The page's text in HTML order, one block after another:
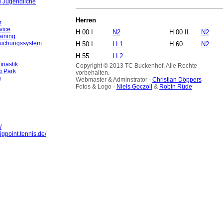
Jugendliche
Park
Herren
H 00 I
N2 H 00 II
N2
H 50 I
LL1 H 60
N2
H 55
LL2
Copyright © 2013 TC Buckenhof. Alle Rechte
vorbehalten.
Webmaster & Adminstrator - Christian Döppers
Fotos & Logo - Niels Goczoll & Robin Rüde